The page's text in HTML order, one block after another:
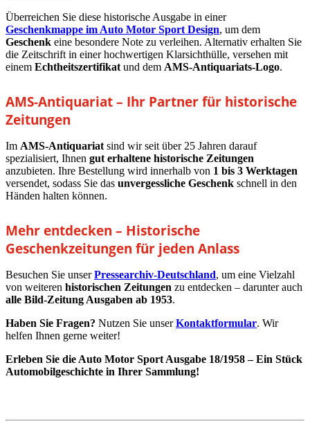
Überreichen Sie diese historische Ausgabe in einer
Geschenkmappe im Auto Motor Sport Design, um dem
Geschenk eine besondere Note zu verleihen. Alternativ erhalten Sie
die Zeitschrift in einer hochwertigen Klarsichthülle, versehen mit
einem Echtheitszertifikat und dem AMS-Antiquariats-Logo.
AMS-Antiquariat – Ihr Partner für historische
Zeitungen
Im AMS-Antiquariat sind wir seit über 25 Jahren darauf
spezialisiert, Ihnen gut erhaltene historische Zeitungen
anzubieten. Ihre Bestellung wird innerhalb von 1 bis 3 Werktagen
versendet, sodass Sie das unvergessliche Geschenk schnell in den
Händen halten können.
Mehr entdecken – Historische
Geschenkzeitungen für jeden Anlass
Besuchen Sie unserPressearchiv-Deutschland, um eine Vielzahl
von weiteren historischen Zeitungen zu entdecken – darunter auch
alle Bild-Zeitung Ausgaben ab 1953.
Haben Sie Fragen? Nutzen Sie unserKontaktformular. Wir
helfen Ihnen gerne weiter!
Erleben Sie die Auto Motor Sport Ausgabe 18/1958 – Ein Stück
Automobilgeschichte in Ihrer Sammlung!